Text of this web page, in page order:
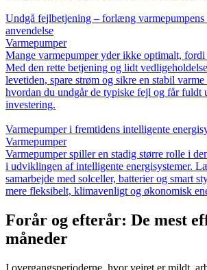
Undgå fejlbetjening – forlæng
anvendelse
Varmepumper
Mange varmepumper yder ikke optimalt, fordi
Med den rette betjening og lidt
levetiden, spare strøm og sikre en stabil
hvordan du undgår de typiske fejl og får fuldt
investering.
Varmepumper i fremtidens intelligente
Varmepumper
Varmepumper spiller en stadig større rolle i
i udviklingen af intelligente energisystemer.
samarbejde med solceller, batterier og smart
mere fleksibelt, klimavenligt og økonomisk
Forår og efterår: De mest
måneder
I overgangsperioderne, hvor vejret er mildt,